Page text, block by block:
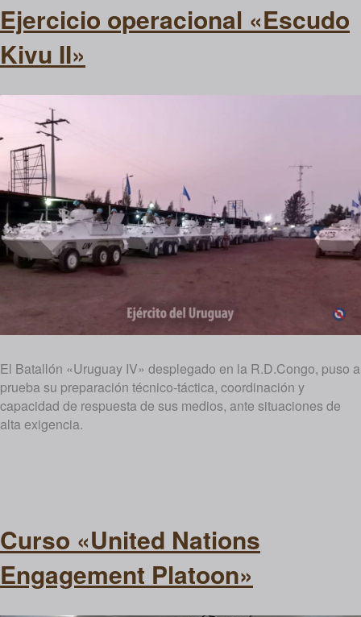
Ejercicio operacional «Escudo
Kivu II»
El Batallón «Uruguay IV» desplegado en la R.D.Congo, puso a
prueba su preparación técnico-táctica, coordinación y
capacidad de respuesta de sus medios, ante situaciones de
alta exigencia.
Curso «United Nations
Engagement Platoon»